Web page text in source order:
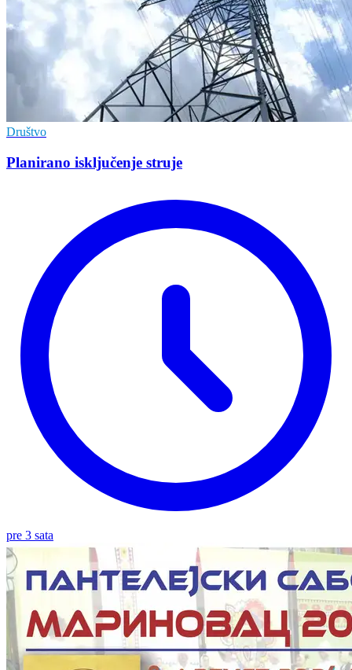
Društvo
Planirano isključenje struje
pre 3 sata